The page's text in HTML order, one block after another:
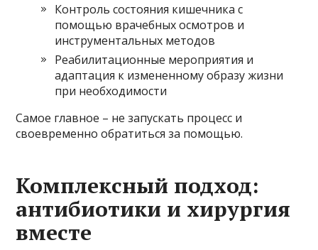
Контроль состояния кишечника с
помощью врачебных осмотров и
инструментальных методов
Реабилитационные мероприятия и
адаптация к измененному образу жизни
при необходимости
Самое главное – не запускать процесс и
своевременно обратиться за помощью.
Комплексный подход:
антибиотики и хирургия
вместе